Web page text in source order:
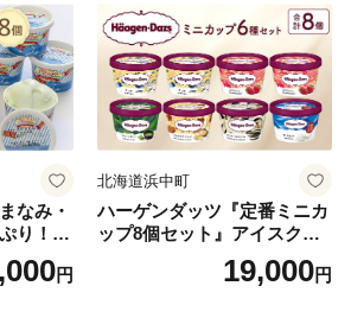
なみ・
り！ジ
円
北海道浜中町
ハーゲンダッツ『定番ミニカ
ップ8個セット』アイスクリ
ーム アイス スイーツ デザー
19,000円